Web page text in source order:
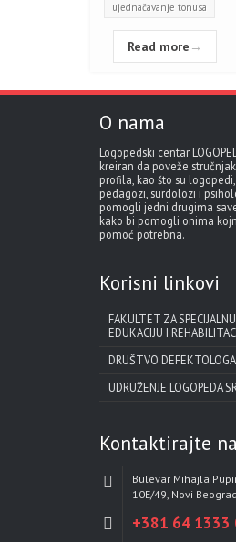
ujednačavanje tonusa
Read more →
O nama
Logopedski centar
kreiran da poveže
profila, kao što su
pedagozi, surdolozi i
pomogli jedni drugima
kako bi pomogli onima
pomoć potrebna.
Korisni linkovi
FAKULTET ZA SPECIJALNU
EDUKACIJU I
DRUŠTVO DEFEKTOLOGA
UDRUŽENJE LOGOPEDA
Kontaktirajte
Bulevar Mihajla
10E/49, Novi
+381 64 1333